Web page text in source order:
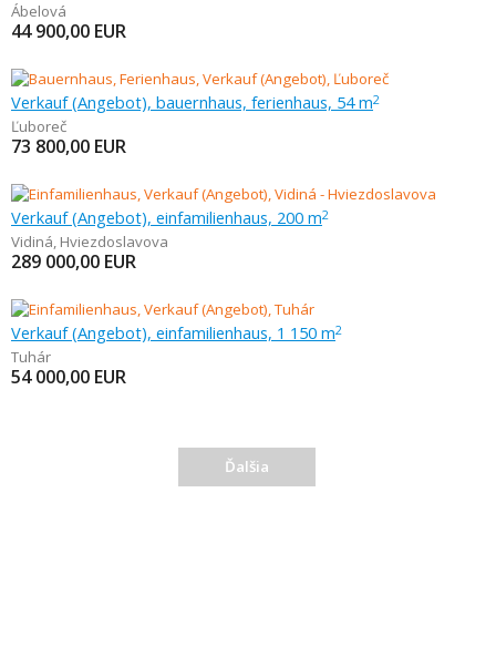
Ábelová
44 900,00 EUR
Verkauf (Angebot), bauernhaus, ferienhaus, 54 m2
Ľuboreč
73 800,00 EUR
Verkauf (Angebot), einfamilienhaus, 200 m2
Vidiná, Hviezdoslavova
289 000,00 EUR
Verkauf (Angebot), einfamilienhaus, 1 150 m2
Tuhár
54 000,00 EUR
Ďalšia